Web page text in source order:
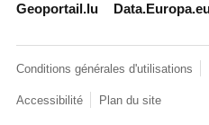
Geoportail.lu
Conditions générales d'utilisations
Accessibilité Plan du site